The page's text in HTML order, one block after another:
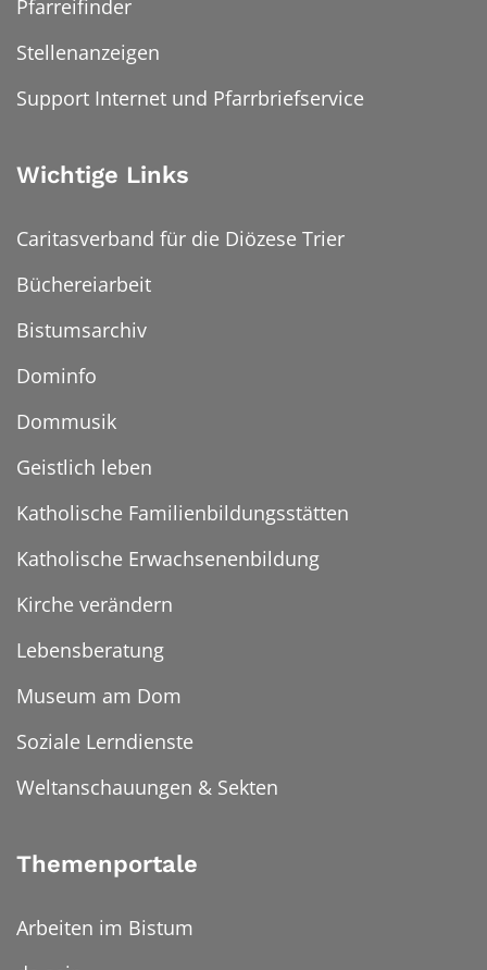
Pfarreifinder
Stellenanzeigen
Support Internet und Pfarrbriefservice
Wichtige Links
Caritasverband für die Diözese Trier
Büchereiarbeit
Bistumsarchiv
Dominfo
Dommusik
Geistlich leben
Katholische Familienbildungsstätten
Katholische Erwachsenenbildung
Kirche verändern
Lebensberatung
Museum am Dom
Soziale Lerndienste
Weltanschauungen & Sekten
Themenportale
Arbeiten im Bistum